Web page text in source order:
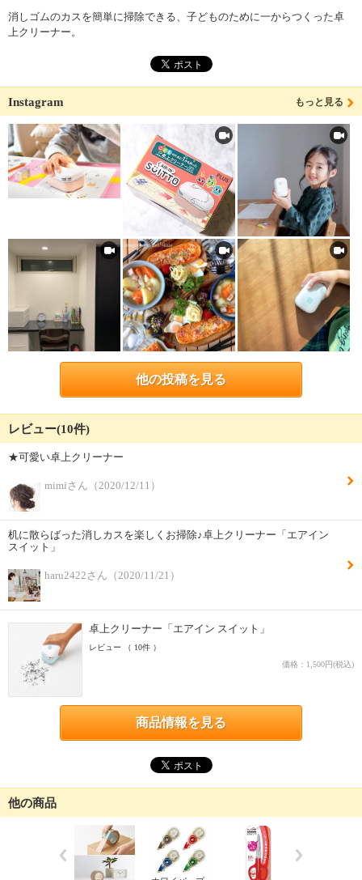
消しゴムのカスを簡単に掃除できる、子どものために一からつくった卓
上クリーナー。
Instagram もっと見る
他の投稿を見る
レビュー(10件)
★可愛い卓上クリーナー
mimiさん（2020/12/11）
机に散らばった消しカスを楽しくお掃除♪卓上クリーナー「エアイン
スイット」
haru2422さん（2020/11/21）
卓上クリーナー「エアイン スイット」
レビュー （ 10件 ）
価格：1,500円(税込)
商品情報を見る
他の商品